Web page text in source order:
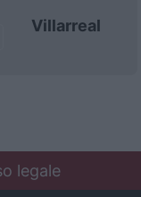
Villarreal
legale